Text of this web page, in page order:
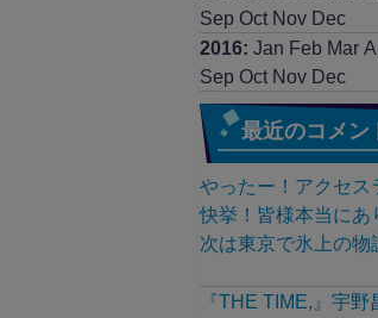
Sep Oct Nov Dec
2016: Jan Feb Mar
Sep Oct Nov Dec
最近のコメン
やったー！アクセス
快挙！皆様本当にあ
次は東京で氷上の物
『THE TIME,』宇